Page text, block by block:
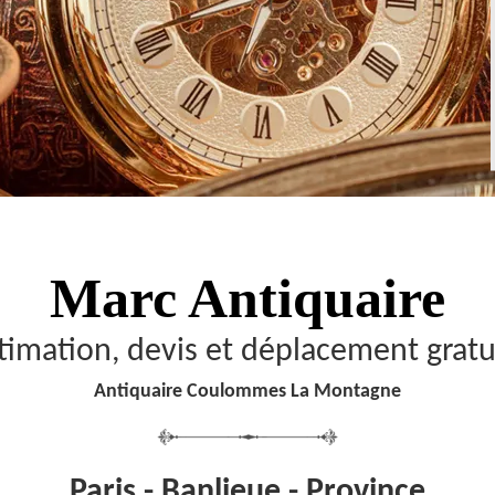
Marc Antiquaire
devis et déplacement
Antiquaire Coulommes La Montagne